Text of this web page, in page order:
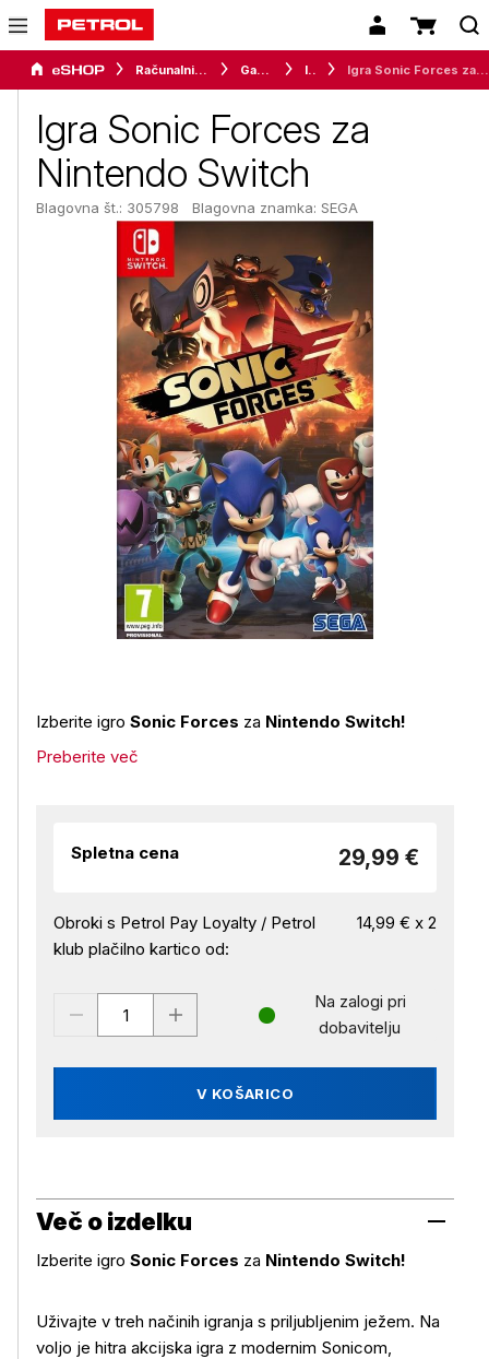
Računalništvo Gaming Igre
Igra Sonic Forces za
Nintendo Switch
Blagovna št.: 305798 Blagovna znamka: SEGA
Izberite igro Sonic Forces za Nintendo Switch!
Preberite več
Spletna cena 29,99 €
Obroki s Petrol Pay Loyalty / Petrol
klub plačilno kartico od:
14,99 € x 2
V KOŠARICO
Na zalogi pri
dobavitelju
Več o izdelku
Več o izdelku
Izberite igro Sonic Forces za Nintendo Switch!
Uživajte v treh načinih igranja s priljubljenim ježem. Na
voljo je hitra akcijska igra z modernim Sonicom,